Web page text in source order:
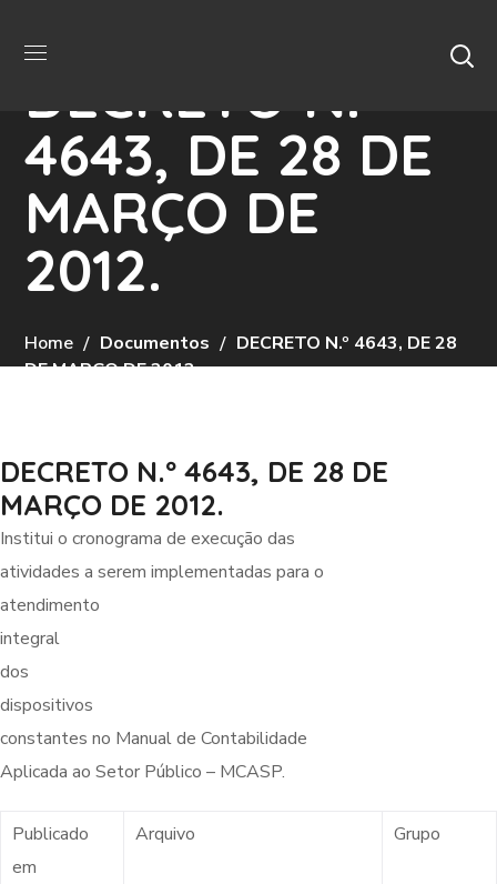
DECRETO N.º
4643, DE 28 DE
MARÇO DE
2012.
Home Documentos
DECRETO N.º 4643, DE 28
DE MARÇO DE 2012.
DECRETO N.º 4643, DE 28 DE
MARÇO DE 2012.
Institui o cronograma de execução das
atividades a serem implementadas para o
atendimento
integral
dos
dispositivos
constantes no Manual de Contabilidade
Aplicada ao Setor Público – MCASP.
Publicado
em
Arquivo Grupo